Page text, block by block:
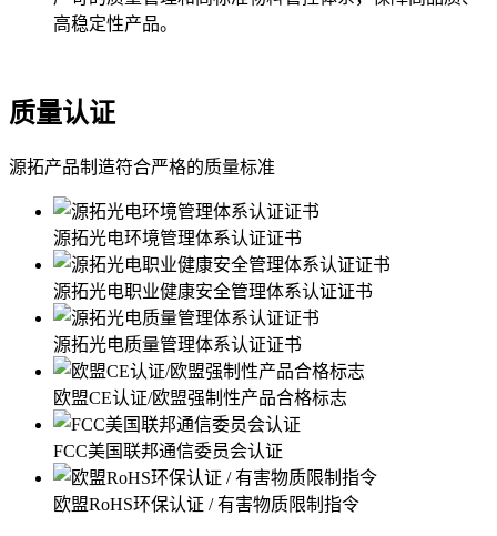
高稳定性产品。
质量认证
源拓产品制造符合严格的质量标准
源拓光电环境管理体系认证证书
源拓光电职业健康安全管理体系认证证书
源拓光电质量管理体系认证证书
欧盟CE认证/欧盟强制性产品合格标志
FCC美国联邦通信委员会认证
欧盟RoHS环保认证 / 有害物质限制指令